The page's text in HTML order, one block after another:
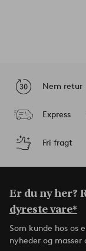
Nem retur
Express
Fri fragt
Er du ny her?
dyreste vare*
Som kunde hos os
nyheder og